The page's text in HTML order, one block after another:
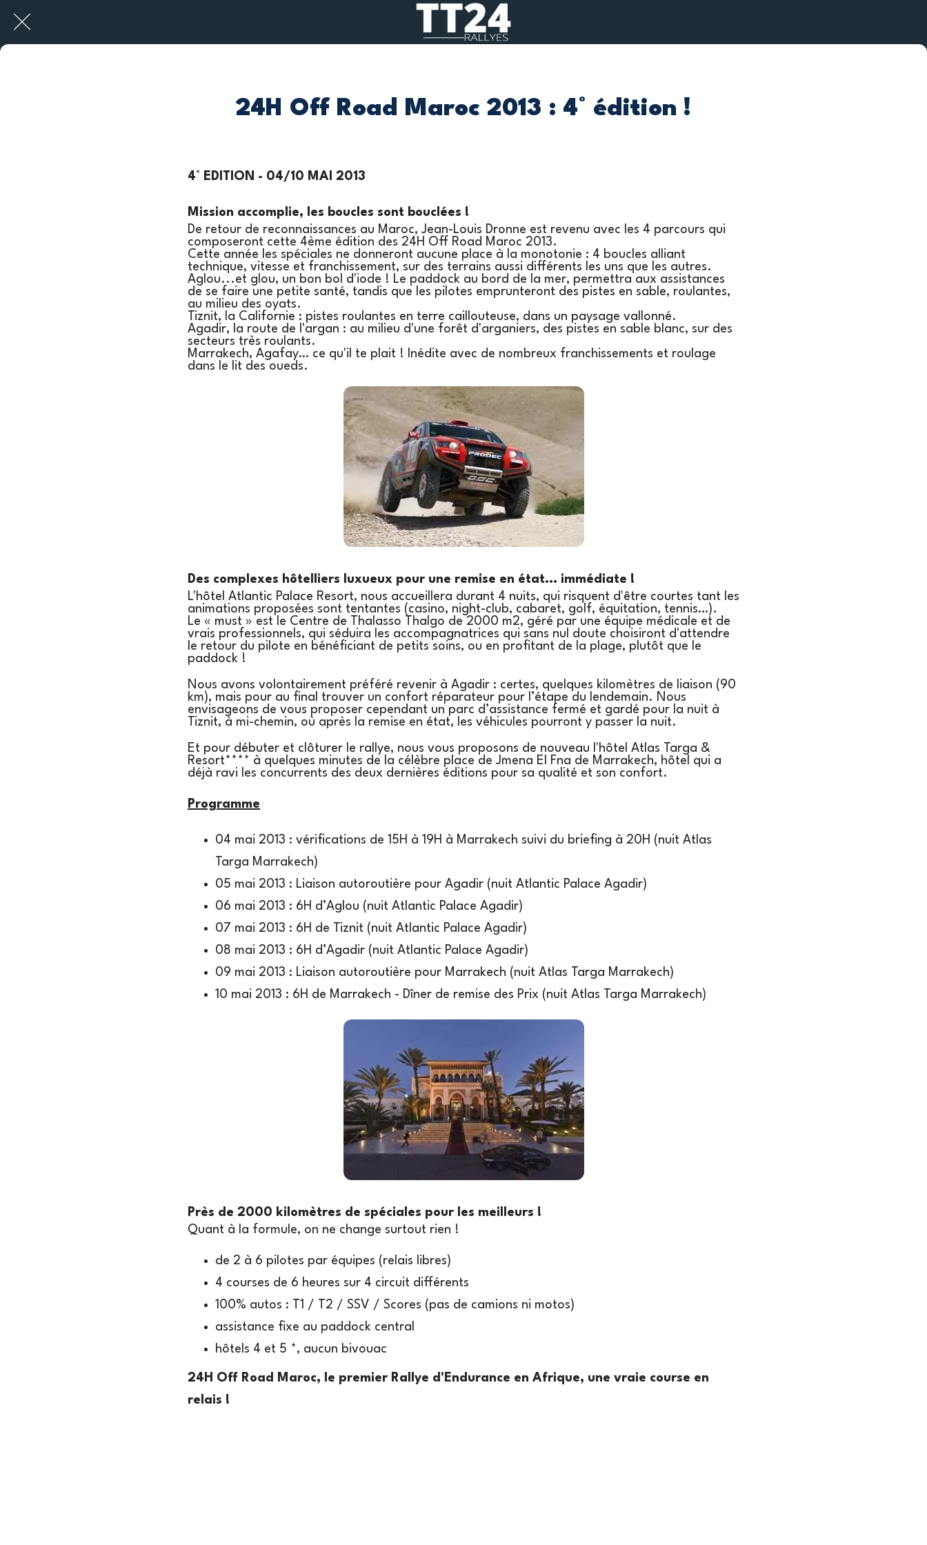
24H Off Road Maroc 2013 : 4° édition !
4° EDITION - 04/10 MAI 2013
Mission accomplie, les boucles sont bouclées !
De retour de reconnaissances au Maroc, Jean-Louis Dronne est revenu avec les 4 parcours qui
composeront cette 4ème édition des 24H Off Road Maroc 2013.
Cette année les spéciales ne donneront aucune place à la monotonie : 4 boucles alliant
technique, vitesse et franchissement, sur des terrains aussi différents les uns que les autres.
Aglou...et glou, un bon bol d'iode ! Le paddock au bord de la mer, permettra aux assistances
de se faire une petite santé, tandis que les pilotes emprunteront des pistes en sable, roulantes,
au milieu des oyats.
Tiznit, la Californie : pistes roulantes en terre caillouteuse, dans un paysage vallonné.
Agadir, la route de l'argan : au milieu d'une forêt d'arganiers, des pistes en sable blanc, sur des
secteurs très roulants.
Marrakech, Agafay… ce qu'il te plait ! Inédite avec de nombreux franchissements et roulage
dans le lit des oueds.
Des complexes hôtelliers luxueux pour une remise en état... immédiate !
L'hôtel Atlantic Palace Resort, nous accueillera durant 4 nuits, qui risquent d'être courtes tant les
animations proposées sont tentantes (casino, night-club, cabaret, golf, équitation, tennis…).
Le « must » est le Centre de Thalasso Thalgo de 2000 m2, géré par une équipe médicale et de
vrais professionnels, qui séduira les accompagnatrices qui sans nul doute choisiront d'attendre
le retour du pilote en bénéficiant de petits soins, ou en profitant de la plage, plutôt que le
paddock !
Nous avons volontairement préféré revenir à Agadir : certes, quelques kilomètres de liaison (90
km), mais pour au final trouver un confort réparateur pour l’étape du lendemain. Nous
envisageons de vous proposer cependant un parc d’assistance fermé et gardé pour la nuit à
Tiznit, à mi-chemin, où après la remise en état, les véhicules pourront y passer la nuit.
Et pour débuter et clôturer le rallye, nous vous proposons de nouveau l'hôtel Atlas Targa &
Resort**** à quelques minutes de la célèbre place de Jmena El Fna de Marrakech, hôtel qui a
déjà ravi les concurrents des deux dernières éditions pour sa qualité et son confort.
Programme
04 mai 2013 : vérifications de 15H à 19H à Marrakech suivi du briefing à 20H (nuit Atlas
Targa Marrakech)
05 mai 2013 : Liaison autoroutière pour Agadir (nuit Atlantic Palace Agadir)
06 mai 2013 : 6H d’Aglou (nuit Atlantic Palace Agadir)
07 mai 2013 : 6H de Tiznit (nuit Atlantic Palace Agadir)
08 mai 2013 : 6H d’Agadir (nuit Atlantic Palace Agadir)
09 mai 2013 : Liaison autoroutière pour Marrakech (nuit Atlas Targa Marrakech)
10 mai 2013 : 6H de Marrakech - Dîner de remise des Prix (nuit Atlas Targa Marrakech)
Près de 2000 kilomètres de spéciales pour les meilleurs !
Quant à la formule, on ne change surtout rien !
de 2 à 6 pilotes par équipes (relais libres)
4 courses de 6 heures sur 4 circuit différents
100% autos : T1 / T2 / SSV / Scores (pas de camions ni motos)
assistance fixe au paddock central
hôtels 4 et 5 *, aucun bivouac
24H Off Road Maroc, le premier Rallye d'Endurance en Afrique, une vraie course en
relais !